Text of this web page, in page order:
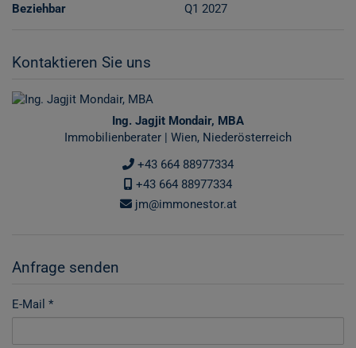
Beziehbar
Q1 2027
Kontaktieren Sie uns
Ing. Jagjit Mondair, MBA
Immobilienberater | Wien, Niederösterreich
+43 664 88977334
+43 664 88977334
jm@immonestor.at
Anfrage senden
E-Mail